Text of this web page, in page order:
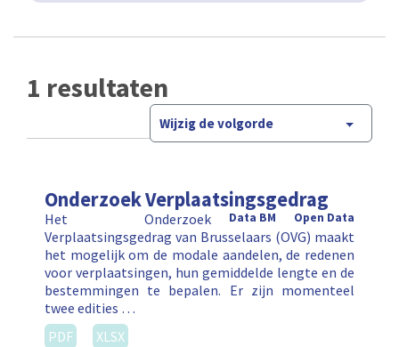
1 resultaten
Wijzig de volgorde
Onderzoek Verplaatsingsgedrag
Open Data
Data BM
Het Onderzoek
Verplaatsingsgedrag van Brusselaars (OVG) maakt
het mogelijk om de modale aandelen, de redenen
voor verplaatsingen, hun gemiddelde lengte en de
bestemmingen te bepalen. Er zijn momenteel
twee edities …
PDF
XLSX